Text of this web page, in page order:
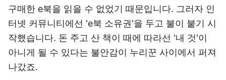
구매한 e북을 읽을 수 없었기 때문입니다. 그러자 인
터넷 커뮤니티에선 'e북 소유권'을 두고 불이 붙기 시
작했습니다. 돈 주고 산 책이 때에 따라선 '내 것'이
아니게 될 수 있다는 불안감이 누리꾼 사이에서 퍼져
나갔죠.